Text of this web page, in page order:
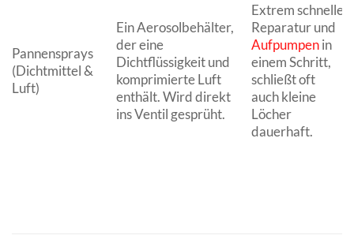
Pannensprays
(Dichtmittel &
Luft)
Ein Aerosolbehälter,
der eine
Dichtflüssigkeit und
komprimierte Luft
enthält. Wird direkt
ins Ventil gesprüht.
Extrem schnelle
Reparatur und
Aufpumpenin
einem Schritt,
schließt oft
auch kleine
Löcher
dauerhaft.